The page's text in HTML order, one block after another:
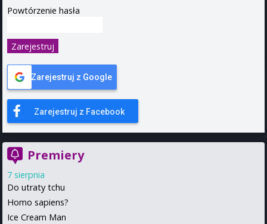
Powtórzenie hasła
Zarejestruj
Zarejestruj z Google
Zarejestruj z Facebook
Premiery
7 sierpnia
Do utraty tchu
Homo sapiens?
Ice Cream Man